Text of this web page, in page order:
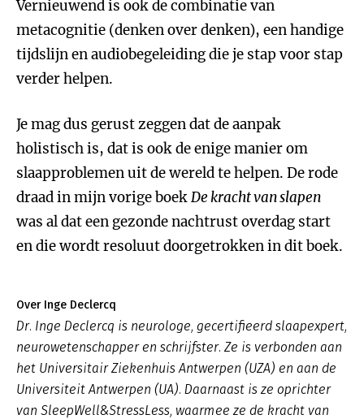
Vernieuwend is ook de combinatie van
metacognitie (denken over denken), een handige
tijdslijn en audiobegeleiding die je stap voor stap
verder helpen.
Je mag dus gerust zeggen dat de aanpak
holistisch is, dat is ook de enige manier om
slaapproblemen uit de wereld te helpen. De rode
draad in mijn vorige boekDe kracht van slapen
was al dat een gezonde nachtrust overdag start
en die wordt resoluut doorgetrokken in dit boek.
Over Inge Declercq
Dr. Inge Declercq is neurologe, gecertifieerd slaapexpert,
neurowetenschapper en schrijfster. Ze is verbonden aan
het Universitair Ziekenhuis Antwerpen (UZA) en aan de
Universiteit Antwerpen (UA). Daarnaast is ze oprichter
van SleepWell&StressLess, waarmee ze de kracht van